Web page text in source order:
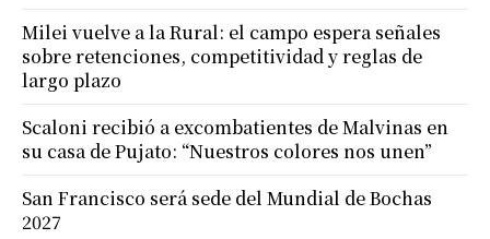
Milei vuelve a la Rural: el campo espera señales
sobre retenciones, competitividad y reglas de
largo plazo
Scaloni recibió a excombatientes de Malvinas en
su casa de Pujato: “Nuestros colores nos unen”
San Francisco será sede del Mundial de Bochas
2027